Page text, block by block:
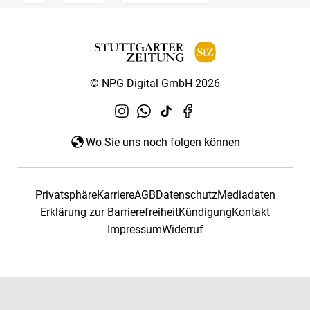
© NPG Digital GmbH 2026
Wo Sie uns noch folgen können
PrivatsphäreKarriereAGBDatenschutzMediadaten
Erklärung zur BarrierefreiheitKündigungKontakt
ImpressumWiderruf